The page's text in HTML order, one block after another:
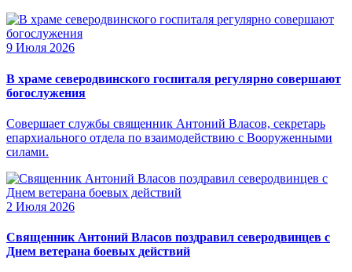
9 Июля 2026
В храме северодвинского госпиталя регулярно совершают
богослужения
Совершает службы священник Антоний Власов, секретарь
епархиального отдела по взаимодействию с Вооруженными
силами.
2 Июля 2026
Священник Антоний Власов поздравил северодвинцев с
Днем ветерана боевых действий